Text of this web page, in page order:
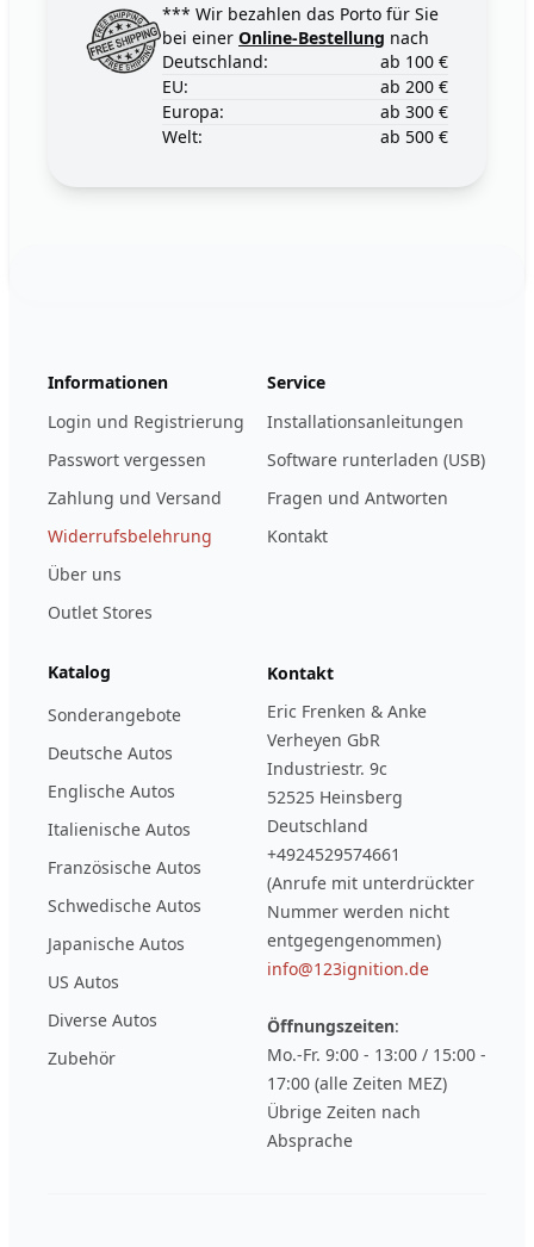
*** Wir bezahlen das Porto für Sie
bei einer Online-Bestellung nach
Deutschland:
ab 100 €
EU:
ab 200 €
Europa:
ab 300 €
Welt:
ab 500 €
Informationen
Login und Registrierung
Passwort vergessen
Zahlung und Versand
Widerrufsbelehrung
Über uns
Outlet Stores
Service
Installationsanleitungen
Software runterladen (USB)
Fragen und Antworten
Kontakt
Katalog
Sonderangebote
Deutsche Autos
Englische Autos
Italienische Autos
Französische Autos
Schwedische Autos
Japanische Autos
US Autos
Diverse Autos
Zubehör
Kontakt
Eric Frenken & Anke
Verheyen GbR
Industriestr. 9c
52525 Heinsberg
Deutschland
+4924529574661
(Anrufe mit unterdrückter
Nummer werden nicht
entgegengenommen)
info@123ignition.de
Öffnungszeiten:
Mo.-Fr. 9:00 - 13:00 / 15:00 -
17:00 (alle Zeiten MEZ)
Übrige Zeiten nach
Absprache